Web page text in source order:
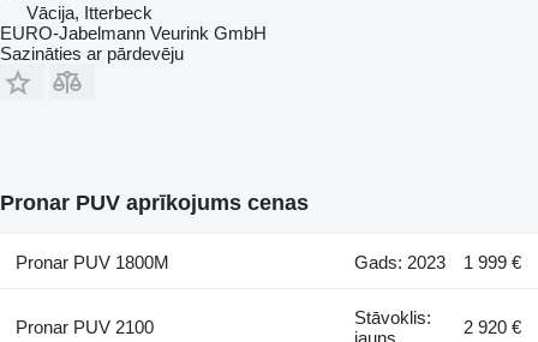
Vācija, Itterbeck
EURO-Jabelmann Veurink GmbH
Sazināties ar pārdevēju
Pronar PUV aprīkojums cenas
Pronar PUV 1800M Gads: 2023 1 999 €
Pronar PUV 2100
Stāvoklis:
jauns
2 920 €